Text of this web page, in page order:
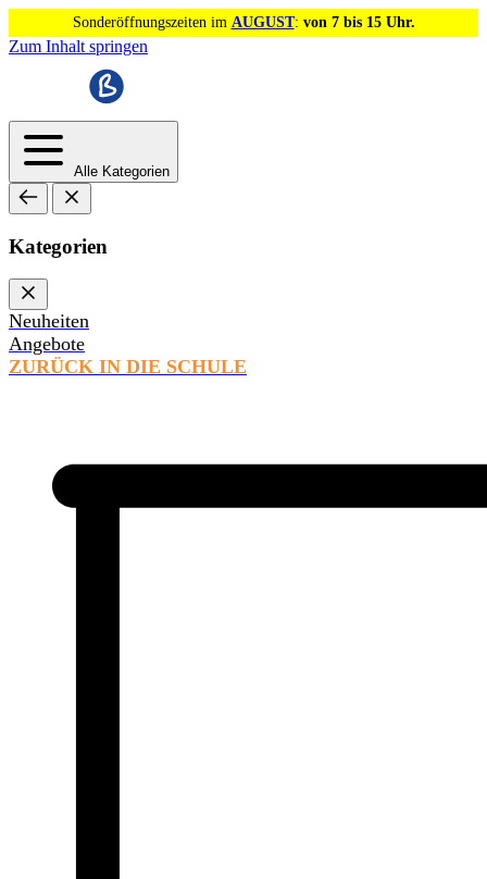
Sonderöffnungszeiten im AUGUST: von 7 bis 15 Uhr.
Zum Inhalt springen
Alle Kategorien
Kategorien
Neuheiten
Angebote
ZURÜCK IN DIE SCHULE